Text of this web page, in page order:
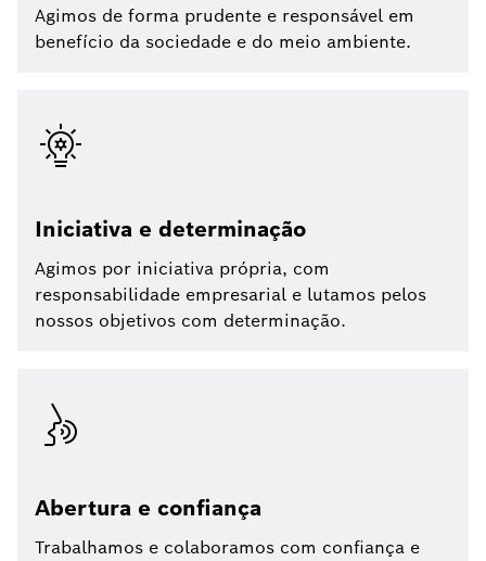
Agimos de forma prudente e responsável em
benefício da sociedade e do meio ambiente.
Iniciativa e determinação
Agimos por iniciativa própria, com
responsabilidade empresarial e lutamos pelos
nossos objetivos com determinação.
Abertura e confiança
Trabalhamos e colaboramos com confiança e